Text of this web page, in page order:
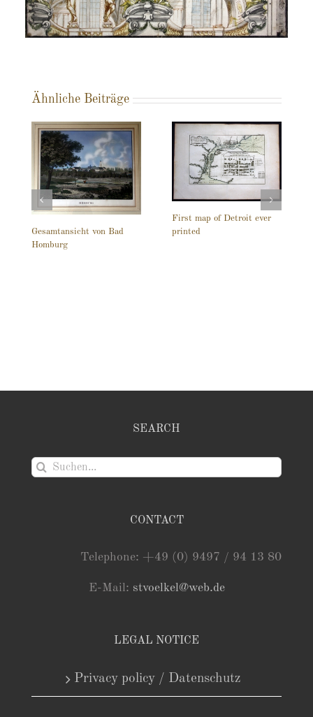
Ähnliche Beiträge
Gesamtansicht von Bad
Homburg
First map of Detroit ever
printed
SEARCH
Suche
CONTACT
Telephone: +49 (0) 9497 / 94 13 80
E-Mail: stvoelkel@web.de
LEGAL NOTICE
Privacy policy / Datenschutz